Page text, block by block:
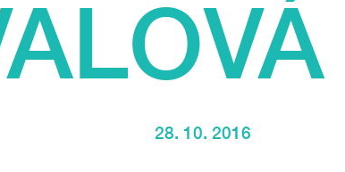
28. 10. 2016